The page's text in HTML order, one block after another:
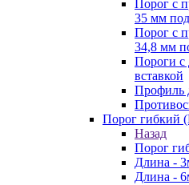
Порог с
35 мм
Порог с
34,8 мм
Пороги с
вставкой
Профиль
Порог гибкий
Назад
Порог
Длина -
Длина -